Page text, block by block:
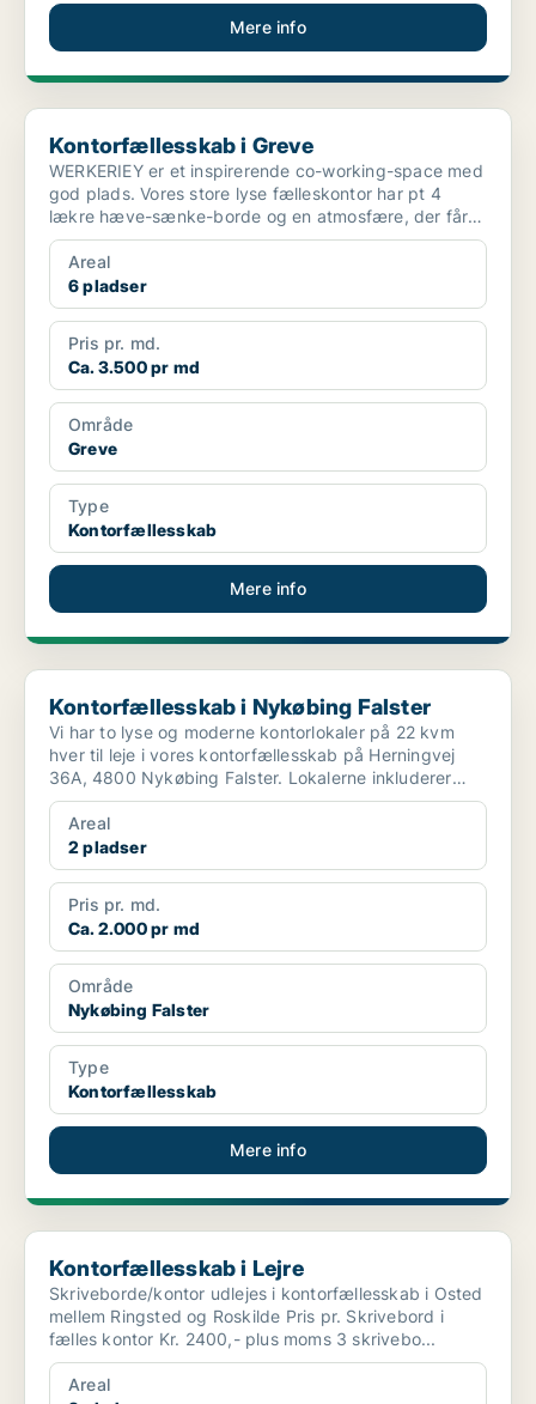
Mere info
Kontorfællesskab i Greve
Kontorfællesskab i Greve
WERKERIEY er et inspirerende co-working-space med
god plads. Vores store lyse fælleskontor har pt 4
lækre hæve-sænke-borde og en atmosfære, der får
tingene...
Areal
6 pladser
Pris pr. md.
Ca. 3.500 pr md
Område
Greve
Type
Kontorfællesskab
Mere info
Kontorfællesskab i Nykøbing Falster
Kontorfællesskab i Nykøbing Falster
Vi har to lyse og moderne kontorlokaler på 22 kvm
hver til leje i vores kontorfællesskab på Herningvej
36A, 4800 Nykøbing Falster. Lokalerne inkluderer
adgan...
Areal
2 pladser
Pris pr. md.
Ca. 2.000 pr md
Område
Nykøbing Falster
Type
Kontorfællesskab
Mere info
Kontorfællesskab i Lejre
Kontorfællesskab i Lejre
Skriveborde/kontor udlejes i kontorfællesskab i Osted
mellem Ringsted og Roskilde Pris pr. Skrivebord i
fælles kontor Kr. 2400,- plus moms 3 skrivebo...
Areal